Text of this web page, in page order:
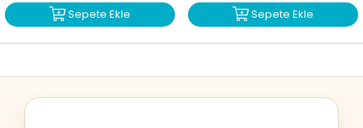
Sepete Ekle Sepete Ekle